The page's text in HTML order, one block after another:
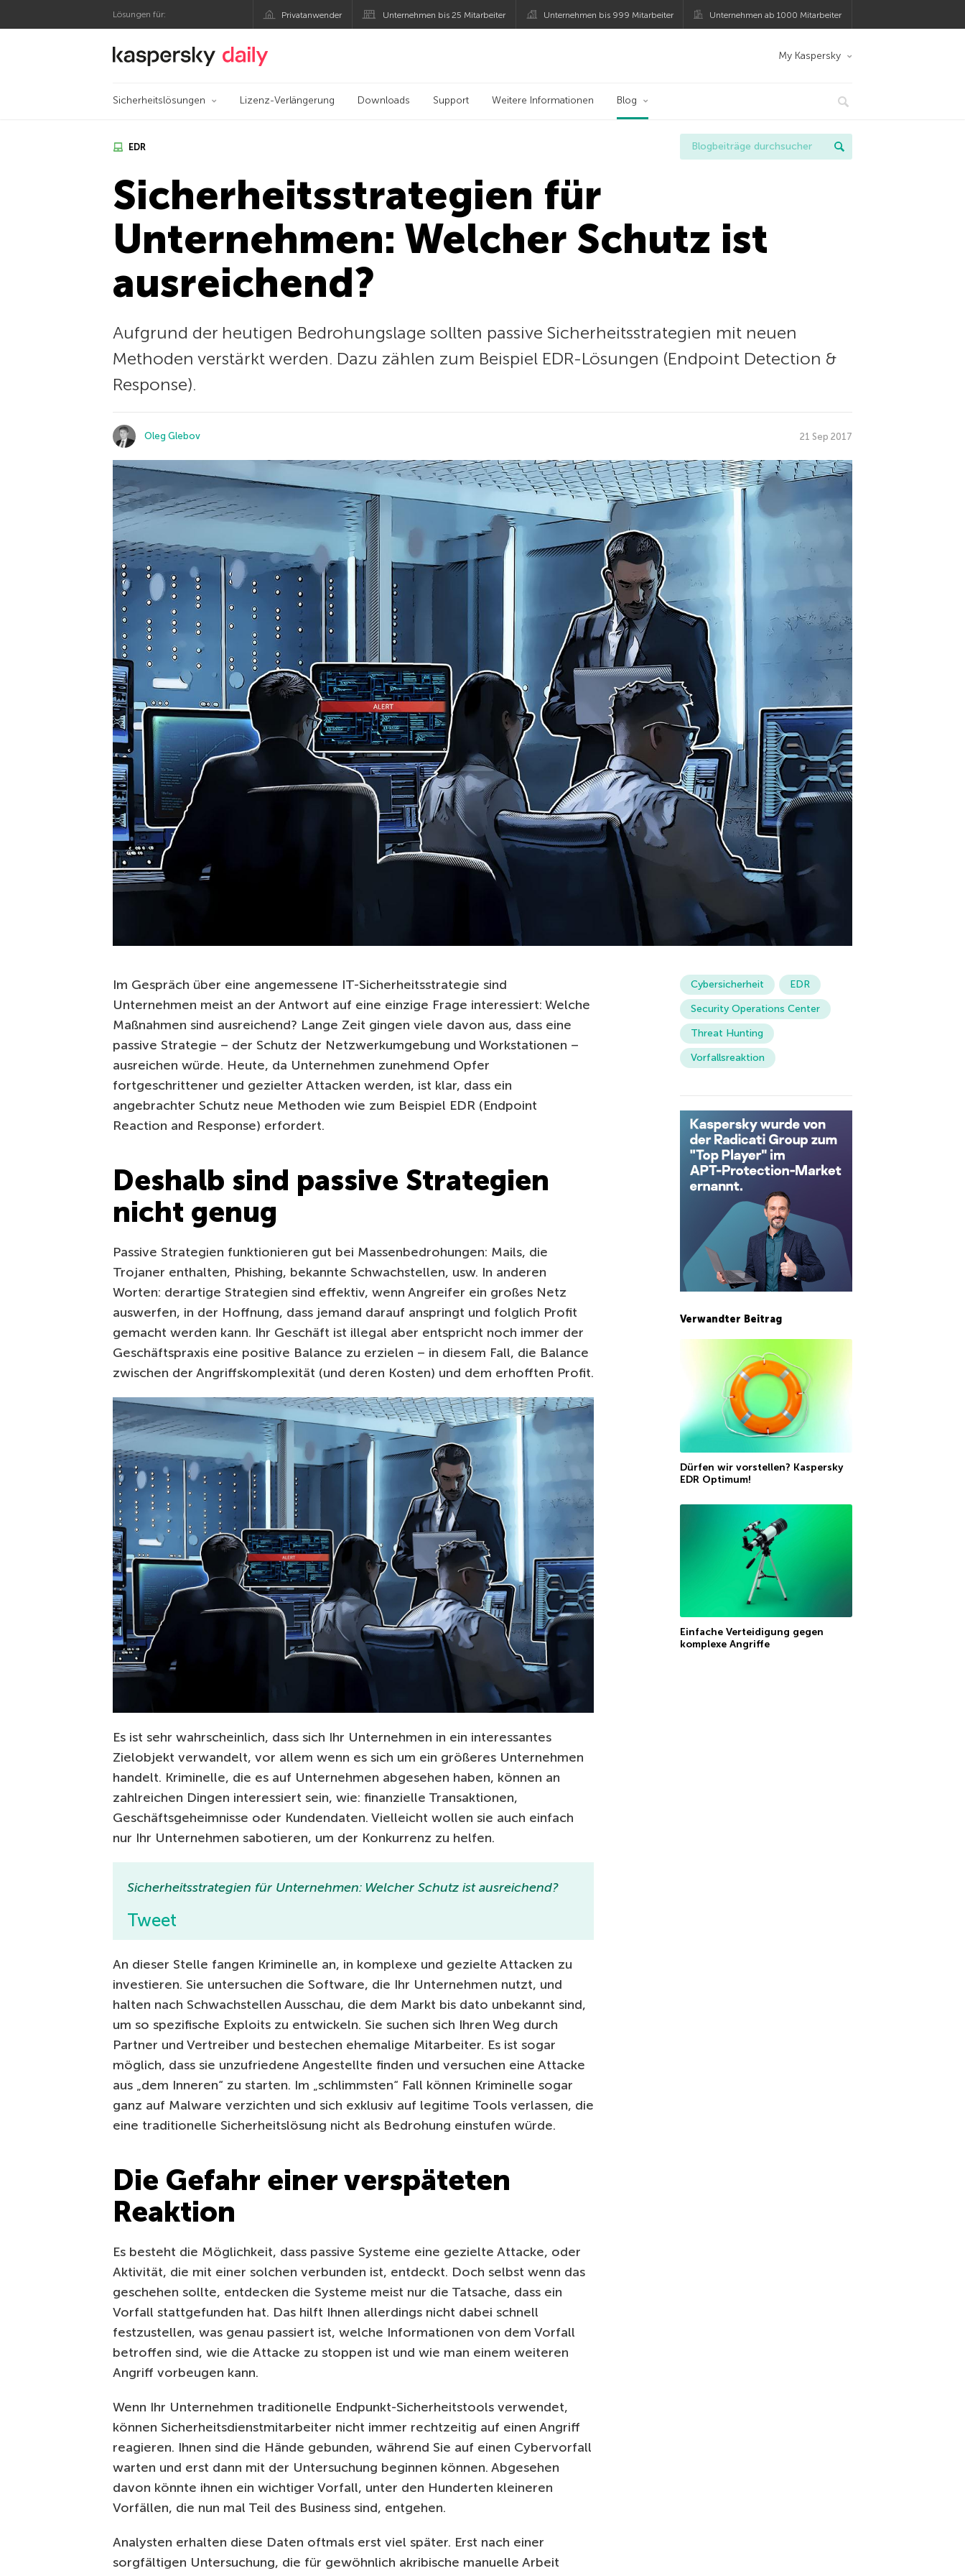
Lösungen für: Privatanwender Unternehmen bis 25 Mitarbeiter Unternehmen bis 999 Mitarbeiter Unternehmen ab 1000 Mitarbeiter
Offizieller Blog von Kaspersky My Kaspersky
Sicherheitslösungen Lizenz-Verlängerung Downloads Support Weitere Informationen Blog
EDR
Sicherheitsstrategien für
Unternehmen: Welcher Schutz ist
ausreichend?
Aufgrund der heutigen Bedrohungslage sollten passive Sicherheitsstrategien mit neuen
Methoden verstärkt werden. Dazu zählen zum Beispiel EDR-Lösungen (Endpoint Detection &
Response).
Oleg Glebov 21 Sep 2017
Im Gespräch über eine angemessene IT-Sicherheitsstrategie sind
Unternehmen meist an der Antwort auf eine einzige Frage interessiert: Welche
Maßnahmen sind ausreichend? Lange Zeit gingen viele davon aus, dass eine
passive Strategie – der Schutz der Netzwerkumgebung und Workstationen –
ausreichen würde. Heute, da Unternehmen zunehmend Opfer
fortgeschrittener und gezielter Attacken werden, ist klar, dass ein
angebrachter Schutz neue Methoden wie zum Beispiel EDR (Endpoint
Reaction and Response) erfordert.
Deshalb sind passive Strategien
nicht genug
Passive Strategien funktionieren gut bei Massenbedrohungen: Mails, die
Trojaner enthalten, Phishing, bekannte Schwachstellen, usw. In anderen
Worten: derartige Strategien sind effektiv, wenn Angreifer ein großes Netz
auswerfen, in der Hoffnung, dass jemand darauf anspringt und folglich Profit
gemacht werden kann. Ihr Geschäft ist illegal aber entspricht noch immer der
Geschäftspraxis eine positive Balance zu erzielen – in diesem Fall, die Balance
zwischen der Angriffskomplexität (und deren Kosten) und dem erhofften Profit.
Es ist sehr wahrscheinlich, dass sich Ihr Unternehmen in ein interessantes
Zielobjekt verwandelt, vor allem wenn es sich um ein größeres Unternehmen
handelt. Kriminelle, die es auf Unternehmen abgesehen haben, können an
zahlreichen Dingen interessiert sein, wie: finanzielle Transaktionen,
Geschäftsgeheimnisse oder Kundendaten. Vielleicht wollen sie auch einfach
nur Ihr Unternehmen sabotieren, um der Konkurrenz zu helfen.
Sicherheitsstrategien für Unternehmen: Welcher Schutz ist ausreichend?
Tweet
An dieser Stelle fangen Kriminelle an, in komplexe und gezielte Attacken zu
investieren. Sie untersuchen die Software, die Ihr Unternehmen nutzt, und
halten nach Schwachstellen Ausschau, die dem Markt bis dato unbekannt sind,
um so spezifische Exploits zu entwickeln. Sie suchen sich Ihren Weg durch
Partner und Vertreiber und bestechen ehemalige Mitarbeiter. Es ist sogar
möglich, dass sie unzufriedene Angestellte finden und versuchen eine Attacke
aus „dem Inneren“ zu starten. Im „schlimmsten“ Fall können Kriminelle sogar
ganz auf Malware verzichten und sich exklusiv auf legitime Tools verlassen, die
eine traditionelle Sicherheitslösung nicht als Bedrohung einstufen würde.
Die Gefahr einer verspäteten
Reaktion
Es besteht die Möglichkeit, dass passive Systeme eine gezielte Attacke, oder
Aktivität, die mit einer solchen verbunden ist, entdeckt. Doch selbst wenn das
geschehen sollte, entdecken die Systeme meist nur die Tatsache, dass ein
Vorfall stattgefunden hat. Das hilft Ihnen allerdings nicht dabei schnell
festzustellen, was genau passiert ist, welche Informationen von dem Vorfall
betroffen sind, wie die Attacke zu stoppen ist und wie man einem weiteren
Angriff vorbeugen kann.
Wenn Ihr Unternehmen traditionelle Endpunkt-Sicherheitstools verwendet,
können Sicherheitsdienstmitarbeiter nicht immer rechtzeitig auf einen Angriff
reagieren. Ihnen sind die Hände gebunden, während Sie auf einen Cybervorfall
warten und erst dann mit der Untersuchung beginnen können. Abgesehen
davon könnte ihnen ein wichtiger Vorfall, unter den Hunderten kleineren
Vorfällen, die nun mal Teil des Business sind, entgehen.
Analysten erhalten diese Daten oftmals erst viel später. Erst nach einer
sorgfältigen Untersuchung, die für gewöhnlich akribische manuelle Arbeit
Cybersicherheit
EDR
Security Operations Center
Threat Hunting
Vorfallsreaktion
Verwandter Beitrag
Dürfen wir vorstellen? Kaspersky
EDR Optimum!
Einfache Verteidigung gegen
komplexe Angriffe